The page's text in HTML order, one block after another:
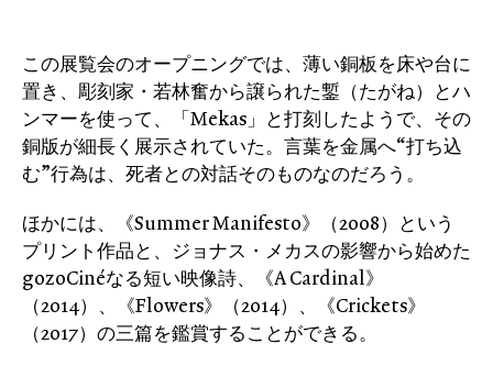
この展覧会のオープニングでは、薄い銅板を床や台に
置き、彫刻家・若林奮から譲られた鏨（たがね）とハ
ンマーを使って、「Mekas」と打刻したようで、その
銅版が細長く展示されていた。言葉を金属へ“打ち込
む”行為は、死者との対話そのものなのだろう。
ほかには、《Summer Manifesto》（2008）という
プリント作品と、ジョナス・メカスの影響から始めた
gozoCinéなる短い映像詩、《A Cardinal》
（2014）、《Flowers》（2014）、《Crickets》
（2017）の三篇を鑑賞することができる。